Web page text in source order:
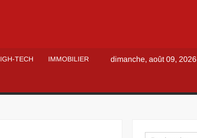
TECH IMMOBILIER dimanche, août 09, 2026